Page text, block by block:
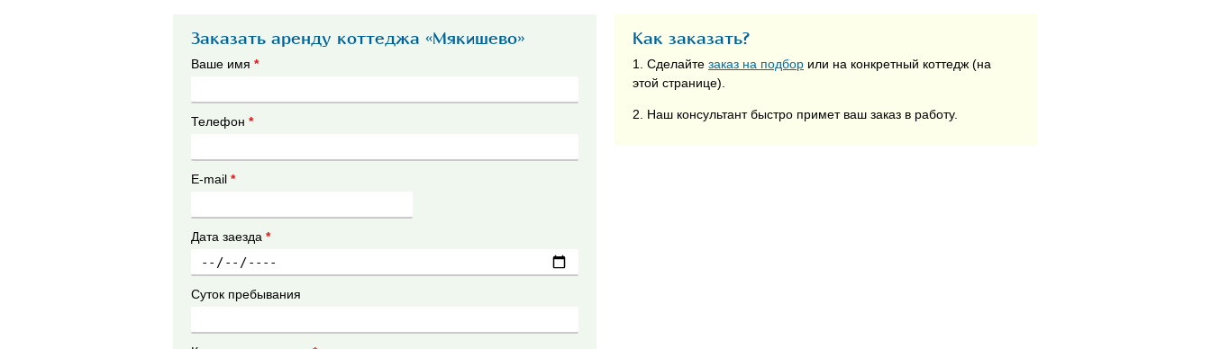
Как заказать?
1. Сделайте заказ на подбор или на конкретный коттедж (на
этой странице).
2. Наш консультант быстро примет ваш заказ в работу.
Заказать аренду коттеджа «Мякишево»
Ваше имя *
Телефон *
E-mail *
Дата заезда *
Суток пребывания